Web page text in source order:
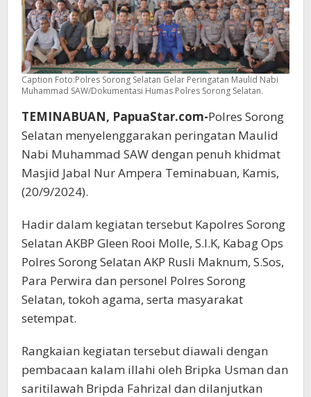
Caption Foto:Polres Sorong Selatan Gelar Peringatan Maulid Nabi
Muhammad SAW/Dokumentasi Humas Polres Sorong Selatan.
TEMINABUAN, PapuaStar.com-Polres Sorong
Selatan menyelenggarakan peringatan Maulid
Nabi Muhammad SAW dengan penuh khidmat
Masjid Jabal Nur Ampera Teminabuan, Kamis,
(20/9/2024).
Hadir dalam kegiatan tersebut Kapolres Sorong
Selatan AKBP Gleen Rooi Molle, S.I.K, Kabag Ops
Polres Sorong Selatan AKP Rusli Maknum, S.Sos,
Para Perwira dan personel Polres Sorong
Selatan, tokoh agama, serta masyarakat
setempat.
Rangkaian kegiatan tersebut diawali dengan
pembacaan kalam illahi oleh Bripka Usman dan
saritilawah Bripda Fahrizal dan dilanjutkan